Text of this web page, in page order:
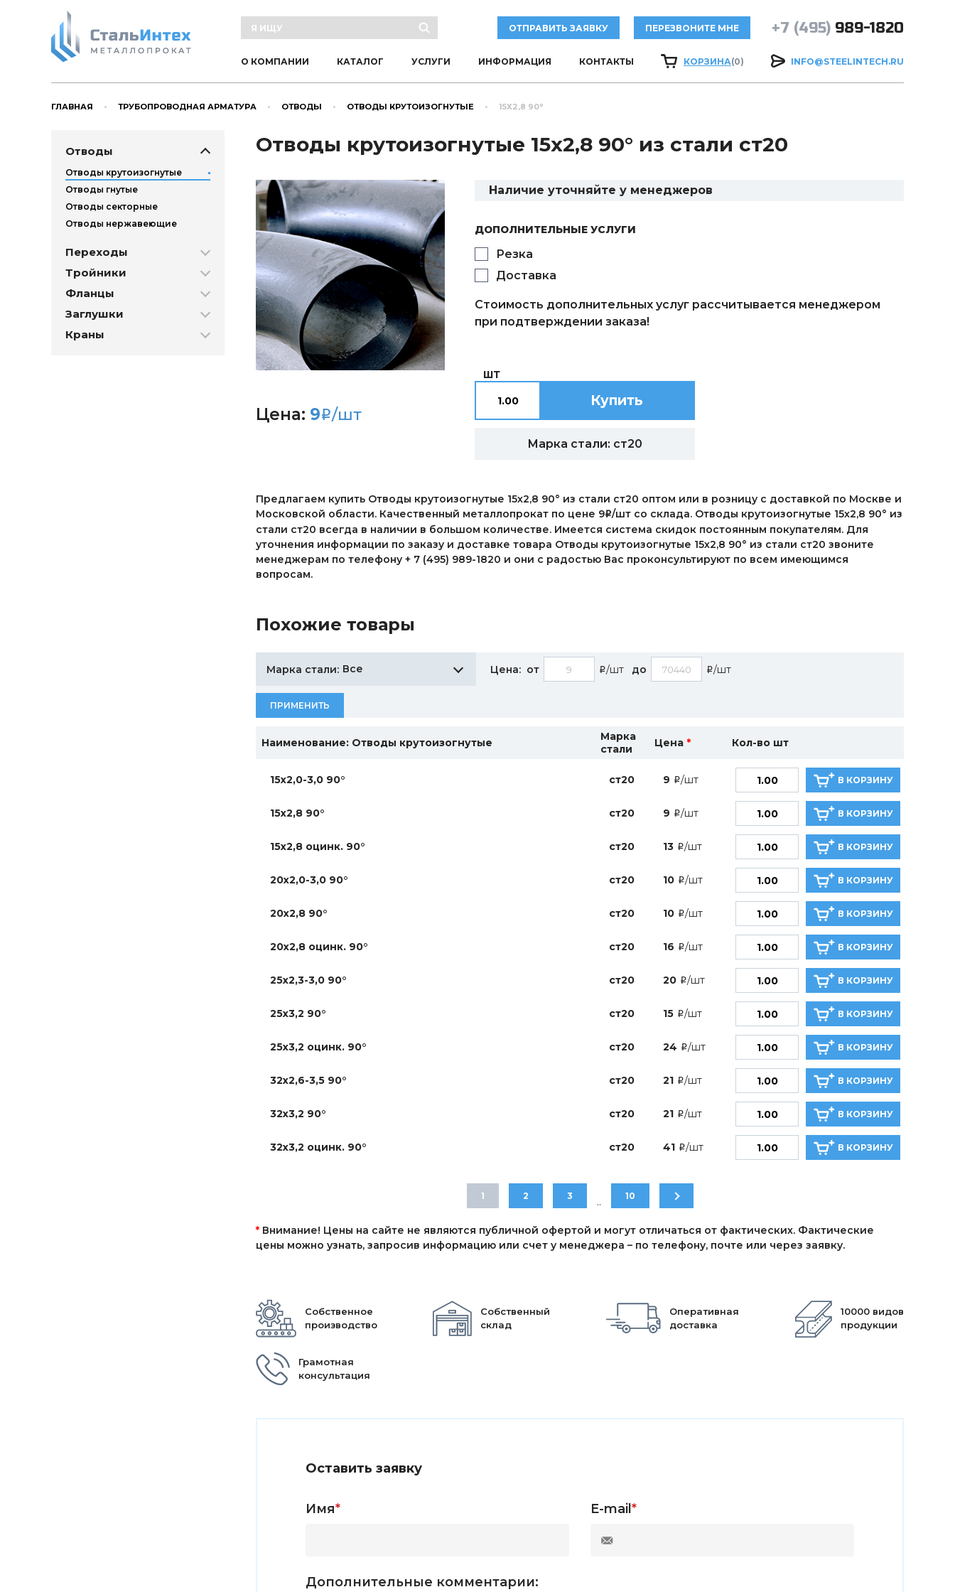
ОТПРАВИТЬ ЗАЯВКУ ПЕРЕЗВОНИТЕ МНЕ +7 (495) 989-1820
О КОМПАНИИ КАТАЛОГ УСЛУГИ ИНФОРМАЦИЯ КОНТАКТЫ КОРЗИНА(0) INFO@STEELINTECH.RU
ГЛАВНАЯ ТРУБОПРОВОДНАЯ АРМАТУРА ОТВОДЫ ОТВОДЫ КРУТОИЗОГНУТЫЕ 15Х2,8 90°
Отводы
Отводы крутоизогнутые
Отводы гнутые
Отводы секторные
Отводы нержавеющие
Переходы
Тройники
Фланцы
Заглушки
Краны
Отводы крутоизогнутые 15х2,8 90° из стали ст20
Наличие уточняйте у менеджеров
ДОПОЛНИТЕЛЬНЫЕ УСЛУГИ
Резка
Доставка
Стоимость дополнительных услуг рассчитывается менеджером
при подтверждении заказа!
Цена: 9i/шт
ШТ
Купить
Марка стали: ст20
Предлагаем купить Отводы крутоизогнутые 15х2,8 90° из стали ст20 оптом или в розницу с доставкой по Москве и
Московской области. Качественный металлопрокат по цене 9i/шт со склада. Отводы крутоизогнутые 15х2,8 90° из
стали ст20 всегда в наличии в большом количестве. Имеется система скидок постоянным покупателям. Для
уточнения информации по заказу и доставке товара Отводы крутоизогнутые 15х2,8 90° из стали ст20 звоните
менеджерам по телефону + 7 (495) 989-1820 и они с радостью Вас проконсультируют по всем имеющимся
вопросам.
Похожие товары
Марка стали: Все Цена: от i/шт до i/шт
ПРИМЕНИТЬ
Наименование: Отводы крутоизогнутые
Марка
стали
Цена * Кол-во шт
15х2,0-3,0 90° ст20 9 i/шт В КОРЗИНУ
15х2,8 90° ст20 9 i/шт В КОРЗИНУ
15х2,8 оцинк. 90° ст20 13 i/шт В КОРЗИНУ
20х2,0-3,0 90° ст20 10 i/шт В КОРЗИНУ
20х2,8 90° ст20 10 i/шт В КОРЗИНУ
20х2,8 оцинк. 90° ст20 16 i/шт В КОРЗИНУ
25х2,3-3,0 90° ст20 20 i/шт В КОРЗИНУ
25х3,2 90° ст20 15 i/шт В КОРЗИНУ
25х3,2 оцинк. 90° ст20 24 i/шт В КОРЗИНУ
32х2,6-3,5 90° ст20 21 i/шт В КОРЗИНУ
32х3,2 90° ст20 21 i/шт В КОРЗИНУ
32х3,2 оцинк. 90° ст20 41 i/шт В КОРЗИНУ
1 2 3 .. 10
* Внимание! Цены на сайте не являются публичной офертой и могут отличаться от фактических. Фактические
цены можно узнать, запросив информацию или счет у менеджера – по телефону, почте или через заявку.
Собственное
производство
Собственный
склад
Оперативная
доставка
10000 видов
продукции
Грамотная
консультация
Оставить заявку
Имя* E-mail *
Дополнительные комментарии: